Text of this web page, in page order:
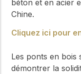
béton et en acier
Chine.
Cliquez ici pour
Les ponts en bois
démontrer la